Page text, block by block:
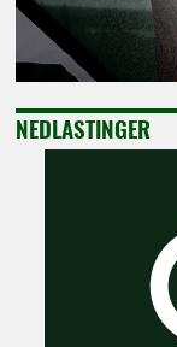
NEDLASTINGER